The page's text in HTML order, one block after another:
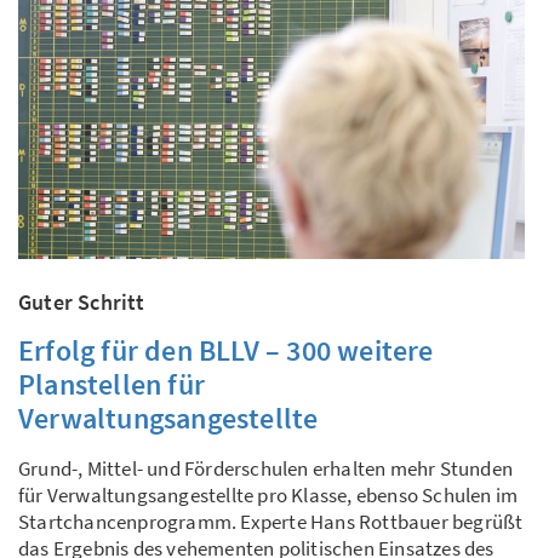
Guter Schritt
Erfolg für den BLLV – 300 weitere
Planstellen für
Verwaltungsangestellte
Grund-, Mittel- und Förderschulen erhalten mehr Stunden
für Verwaltungsangestellte pro Klasse, ebenso Schulen im
Startchancenprogramm. Experte Hans Rottbauer begrüßt
das Ergebnis des vehementen politischen Einsatzes des